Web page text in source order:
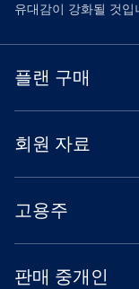
유대감이 강화될 것입
플랜 구매
회원 자료
고용주
판매 중개인